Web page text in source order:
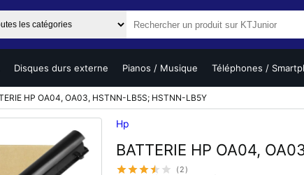
Disques durs externe Pianos / Musique Téléphones /
HP OA04, OA03, HSTNN-LB5S; HSTNN-LB5Y
Hp
BATTERIE HP OA04,
(2)